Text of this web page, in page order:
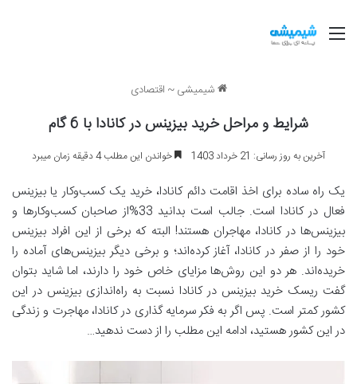
منو
شیمیشی ~ اقتصادی
شرایط و مراحل خرید بیزینس در کانادا با 6 گام
آخرین به روز رسانی: 21 خرداد 1403 خواندن این مطلب 4 دقیقه زمان میبرد
یک راه ساده برای اخذ اقامت دائم کانادا، خرید یک کسب‌وکار یا بیزینس
فعال در کانادا است. جالب است بدانید 33%از صاحبان کسب‌وکارها و
بیزینس‌ها در کانادا، مهاجران هستند! البته که برخی از این افراد بیزینس
خود را از صفر در کانادا، آغاز کرده‌اند؛ و برخی دیگر بیزینس‌های آماده را
خریده‌اند. هر دو این روش‌ها مزایای خاص خود را دارند، اما شاید بتوان
گفت ریسک خرید بیزینس در کانادا نسبت به راه‌اندازی بیزینس در این
کشور کمتر است. پس اگر به‌ فکر سرمایه گذاری در کانادا، مهاجرت و زندگی
در این کشور هستید، ادامه این مطلب را از دست ندهید…